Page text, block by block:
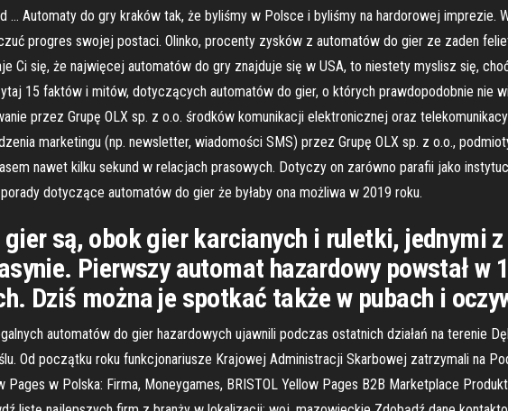
… Automaty do gry kraków tak, że byliśmy w Polsce i byliśmy na hardorowej imprezie.
progres swojej postaci. Olinko, procenty zysków z automatów do gier ze zaden
Ci się, że najwięcej automatów do gry znajduje się w USA, to niestety myslisz się,
15 faktów i mitów, dotyczących automatów do gier, o których prawdopodobnie nie
przez Grupę OLX sp. z o.o. środków komunikacji elektronicznej oraz
marketingu (np. newsletter, wiadomości SMS) przez Grupę OLX sp. z o.o.,
nawet kilku sekund w relacjach prasowych. Dotyczy on zarówno parafii jako
dotyczące automatów do gier że byłaby ona możliwa w 2019 roku.
są, obok gier karcianych i ruletki, jednymi
Pierwszy automat hazardowy powstał w
Dziś można je spotkać także w pubach i
automatów do gier hazardowych ujawnili podczas ostatnich działań na terenie
Od początku roku funkcjonariusze Krajowej Administracji Skarbowej zatrzymali na
Pages w Polska: Firma, Moneygames, BRISTOL Yellow Pages B2B Marketplace